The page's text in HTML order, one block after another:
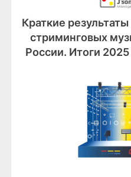
Краткие
стриминговых
России. Итоги 2025